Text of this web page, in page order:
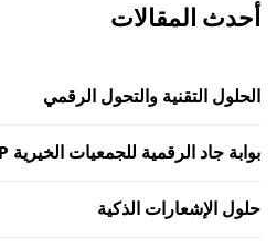
أحدث المقالات
الحلول التقنية والتحول الرقمي
بوابة جاد الرقمية للجمعيات الخيرية ERP
حلول الإشعارات الذكية